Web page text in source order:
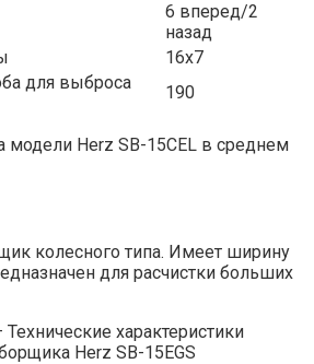
6 вперед/2
назад
16х7
для выброса
190
модели Herz SB-15CEL в среднем
колесного типа. Имеет ширину
для расчистки больших
характеристики
Herz SB-15EGS